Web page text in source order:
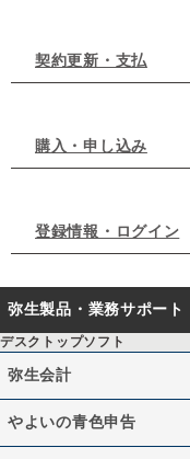
契約更新・支払
購入・申し込み
登録情報・ログイン
弥生製品・業務サポート
デスクトップソフト
弥生会計
やよいの青色申告